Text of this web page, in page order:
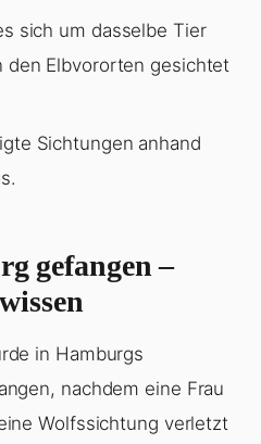
sich um dasselbe Tier
den Elbvororten gesichtet
Sichtungen anhand
gefangen –
in Hamburgs
nachdem eine Frau
Wolfssichtung verletzt